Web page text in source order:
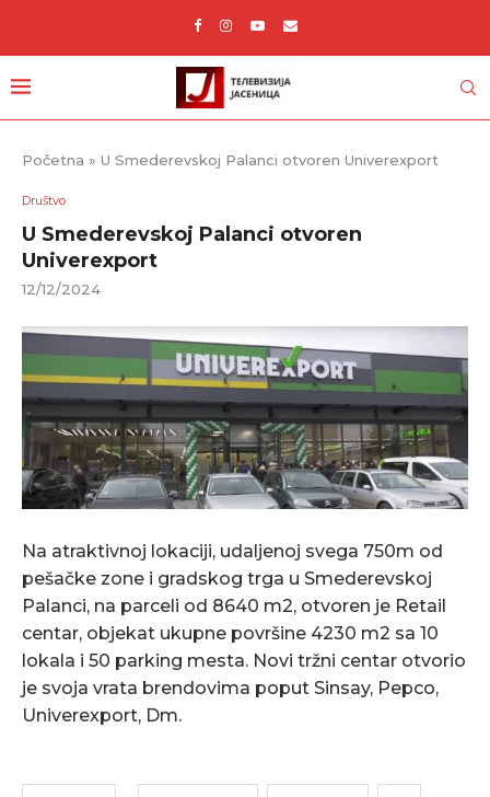
Početna » U Smederevskoj Palanci otvoren Univerexport
Društvo
U Smederevskoj Palanci otvoren
Univerexport
12/12/2024
Na atraktivnoj lokaciji, udaljenoj svega 750m od
pešačke zone i gradskog trga u Smederevskoj
Palanci, na parceli od 8640 m2, otvoren je Retail
centar, objekat ukupne površine 4230 m2 sa 10
lokala i 50 parking mesta. Novi tržni centar otvorio
je svoja vrata brendovima poput Sinsay, Pepco,
Univerexport, Dm.